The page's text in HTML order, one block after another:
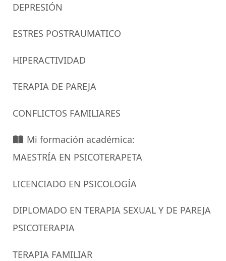
DEPRESIÓN
ESTRES POSTRAUMATICO
HIPERACTIVIDAD
TERAPIA DE PAREJA
CONFLICTOS FAMILIARES
Mi formación académica:
MAESTRÍA EN PSICOTERAPETA
LICENCIADO EN PSICOLOGÍA
DIPLOMADO EN TERAPIA SEXUAL Y DE PAREJA
PSICOTERAPIA
TERAPIA FAMILIAR